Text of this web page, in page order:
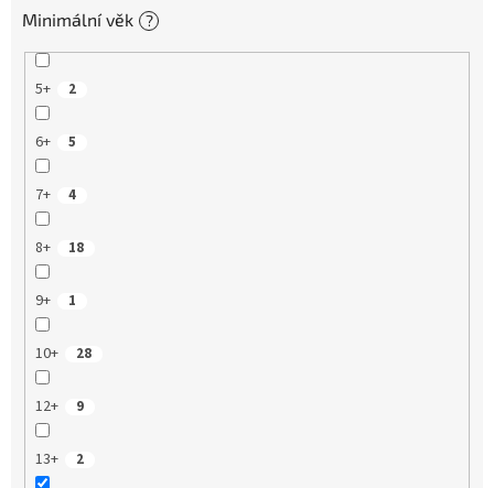
Minimální věk ?
5+ 2
6+ 5
7+ 4
8+ 18
9+ 1
10+ 28
12+ 9
13+ 2